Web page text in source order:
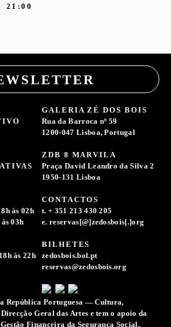
21:00
GALERIA ZÉ DOS BOIS
Rua da Barroca nº 59
1200-047 Lisboa, Portugal
ZDB 8 MARVILA
Praça David Leandro da Silva 2
1950-131 Lisboa
às 02h
03h
às 22h
CONTACTOS
t. + 351 213 430 205
e. reservas[@]zedosbois[.]org
BILHETES
zedosbois.bol.pt
reservas@zedosbois.org
República Portuguesa — Cultura,
Geral das Artes e tem o apoio da
Financeira da Segurança Social.